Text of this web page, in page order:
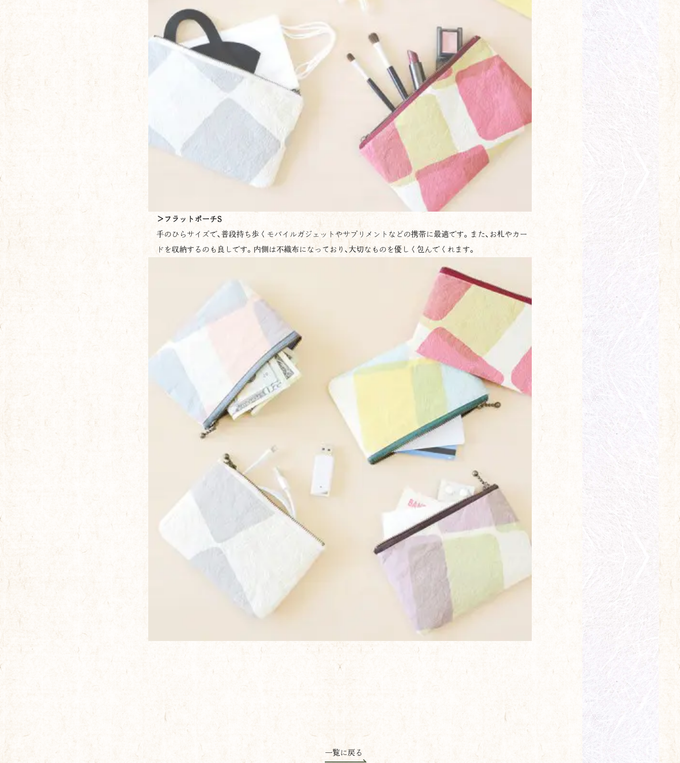
＞ フラットポーチS
手のひらサイズで、普段持ち歩くモバイルガジェットやサプリメントなどの携帯に最適です。また、お札やカー
ドを収納するのも良しです。内側は不織布になっており、大切なものを優しく包んでくれます。
一覧に戻る